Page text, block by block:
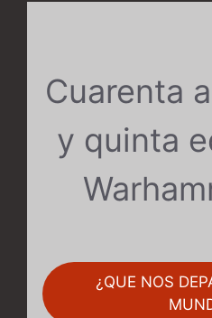
Cuarenta
y quinta
¿QUE NOS